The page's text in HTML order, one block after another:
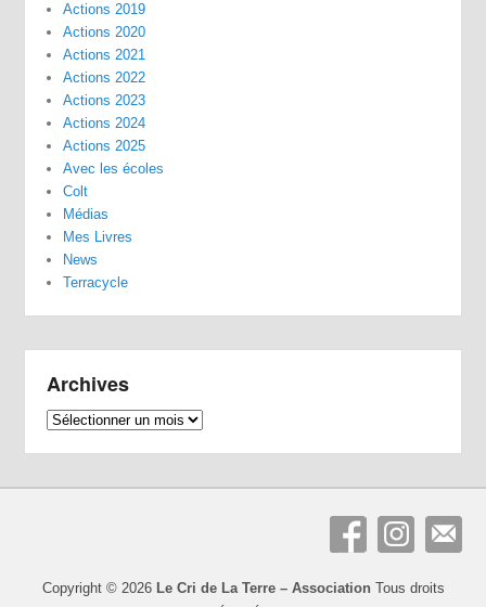
Actions 2019
Actions 2020
Actions 2021
Actions 2022
Actions 2023
Actions 2024
Actions 2025
Avec les écoles
Colt
Médias
Mes Livres
News
Terracycle
Archives
Archives
Copyright © 2026 Le Cri de La Terre – Association Tous droits